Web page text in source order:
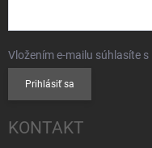
Vložením e-mailu súhlasíte s
Prihlásiť sa
KONTAKT